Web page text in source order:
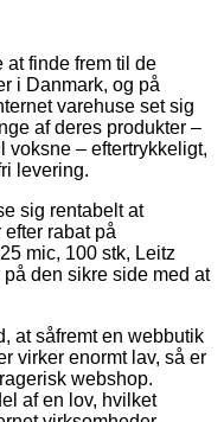
finde frem til de
i Danmark, og på
varehuse set sig
af deres produkter –
voksne – eftertrykkeligt,
levering.
sig rentabelt at
rabat på
mic, 100 stk, Leitz
den sikre side med at
at såfremt en webbutik
virker enormt lav, så er
webshop.
af en lov, hvilket